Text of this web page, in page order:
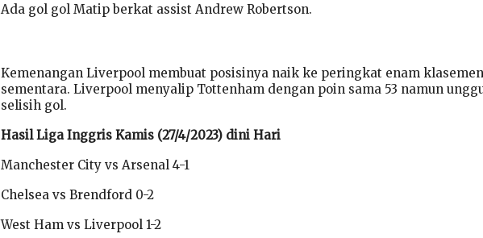
Ada gol gol Matip berkat assist Andrew Robertson.
Kemenangan Liverpool membuat posisinya naik ke peringkat enam klasemen
sementara. Liverpool menyalip Tottenham dengan poin sama 53 namun
selisih gol.
Hasil Liga Inggris Kamis (27/4/2023) dini Hari
Manchester City vs Arsenal 4-1
Chelsea vs Brendford 0-2
West Ham vs Liverpool 1-2